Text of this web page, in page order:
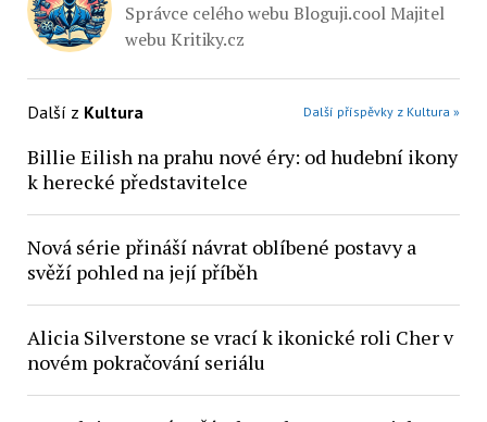
Správce celého webu Bloguji.cool Majitel
webu Kritiky.cz
Další z Kultura Další příspěvky z Kultura »
Billie Eilish na prahu nové éry: od hudební ikony
k herecké představitelce
Nová série přináší návrat oblíbené postavy a
svěží pohled na její příběh
Alicia Silverstone se vrací k ikonické roli Cher v
novém pokračování seriálu